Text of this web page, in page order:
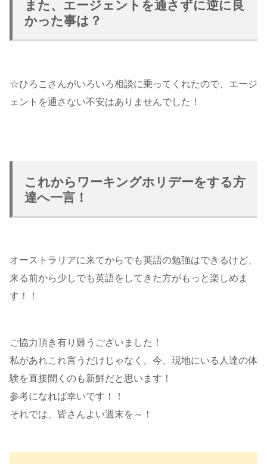
また、エージェントを通さずに逆に良
かった事は？
☆ひろこさんがいろいろ相談に乗ってくれたので、エージ
ェントを通さない不安はありませんでした！
これからワーキングホリデーをする方
達へ一言！
オーストラリアに来てからでも英語の勉強はできるけど、
来る前から少しでも英語をしてきた方がもっと楽しめま
す！！
ご協力頂き有り難うございました！
私があれこれ言うだけじゃなく、今、現地にいる人達の体
験を直接聞くのも新鮮だと思います！
参考になれば幸いです！！
それでは、皆さんよい週末を～！